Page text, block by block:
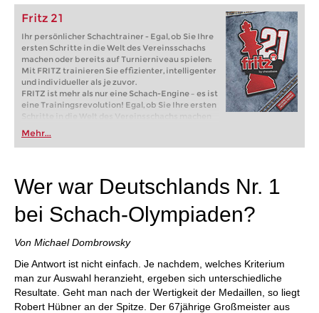
Fritz 21
Ihr persönlicher Schachtrainer - Egal, ob Sie Ihre
ersten Schritte in die Welt des Vereinsschachs
machen oder bereits auf Turnierniveau spielen:
Mit FRITZ trainieren Sie effizienter, intelligenter
und individueller als je zuvor.
FRITZ ist mehr als nur eine Schach-Engine – es ist
eine Trainingsrevolution! Egal, ob Sie Ihre ersten
Schritte in die Welt des Vereinsschachs machen
oder bereits auf Turnierniveau spielen: Mit
FRITZ trainieren Sie effizienter, intelligenter und
individueller als je zuvor.
Mehr...
Wer war Deutschlands Nr. 1
bei Schach-Olympiaden?
Von Michael Dombrowsky
Die Antwort ist nicht einfach. Je nachdem, welches Kriterium
man zur Auswahl heranzieht, ergeben sich unterschiedliche
Resultate. Geht man nach der Wertigkeit der Medaillen, so liegt
Robert Hübner an der Spitze. Der 67jährige Großmeister aus